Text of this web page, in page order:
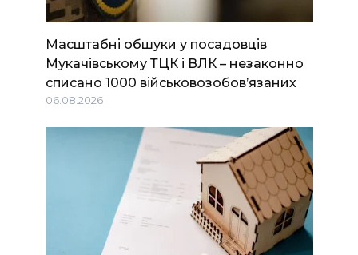
Масштабні обшуки у посадовців
Мукачівському ТЦК і ВЛК – незаконно
списано 1000 військовозобов’язаних
06.08.2026